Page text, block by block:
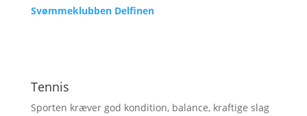
Svømmeklubben Delfinen
Tennis
Sporten kræver god kondition, balance, kraftige slag